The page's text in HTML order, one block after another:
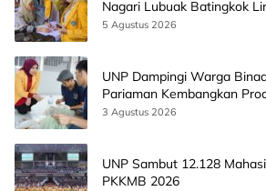
Nagari Lubuak Batingkok
5 Agustus 2026
UNP Dampingi Warga
Pariaman Kembangkan
AI
3 Agustus 2026
UNP Sambut 12.128
PKKMB 2026